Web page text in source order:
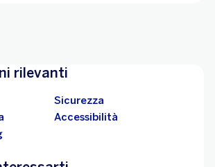
rilevanti
Sicurezza
Accessibilità